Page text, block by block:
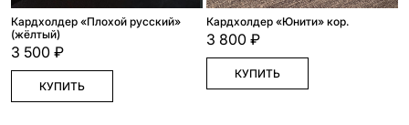
Кардхолдер «Плохой русский»
(жёлтый)
3 500 ₽
КУПИТЬ
Кардхолдер «Юнити» кор.
3 800 ₽
КУПИТЬ